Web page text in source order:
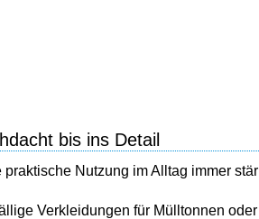
bis ins Detail
Nutzung im Alltag immer
Verkleidungen für Mülltonnen